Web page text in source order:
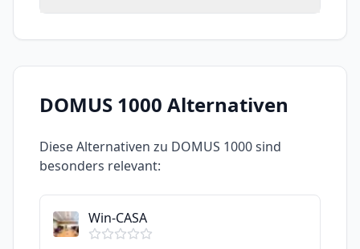
DOMUS 1000 Alternativen
Diese Alternativen zu DOMUS 1000sind
besonders relevant:
Win-CASA